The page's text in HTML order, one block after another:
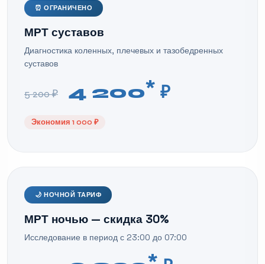
⏰ ОГРАНИЧЕНО
МРТ суставов
Диагностика коленных, плечевых и тазобедренных
суставов
5 200 ₽ 4 200* ₽
Экономия 1 000 ₽
🌙 НОЧНОЙ ТАРИФ
МРТ ночью — скидка 30%
Исследование в период с 23:00 до 07:00